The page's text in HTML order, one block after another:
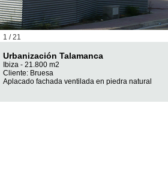
1 / 21
Urbanización Talamanca
Ibiza - 21.800 m2
Cliente: Bruesa
Aplacado fachada ventilada en piedra natural